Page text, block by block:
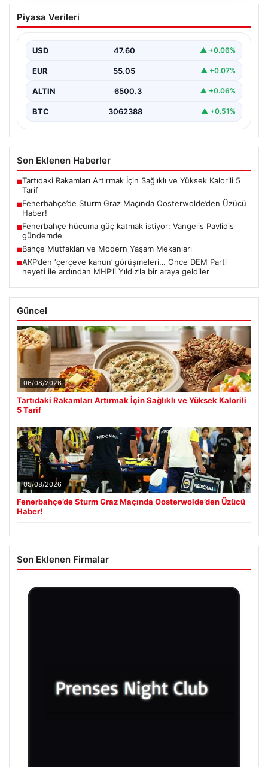
Fenerbahçe’de Sturm Graz Maçında
Oosterwolde’den Üzücü Haber!
Almanya temsilcisi Sturm Graz’ı evinde ağırladı.
Mücadele…
Piyasa Verileri
USD 47.60 ▲ +0.06%
EUR 55.05 ▲ +0.07%
ALTIN 6500.3 ▲ +0.06%
BTC 3062388 ▲ +0.51%
Son Eklenen Haberler
■Tartıdaki Rakamları Artırmak İçin Sağlıklı ve Yüksek Kalorili 5
Tarif
■Fenerbahçe’de Sturm Graz Maçında Oosterwolde’den Üzücü
Haber!
■Fenerbahçe hücuma güç katmak istiyor: Vangelis Pavlidis
gündemde
■Bahçe Mutfakları ve Modern Yaşam Mekanları
■AKP’den ‘çerçeve kanun’ görüşmeleri… Önce DEM Parti
heyeti ile ardından MHP’li Yıldız’la bir araya geldiler
Güncel
06/08/2026
Tartıdaki Rakamları Artırmak İçin Sağlıklı ve Yüksek Kalorili
5 Tarif
05/08/2026
Fenerbahçe’de Sturm Graz Maçında Oosterwolde’den Üzücü
Haber!
Son Eklenen Firmalar